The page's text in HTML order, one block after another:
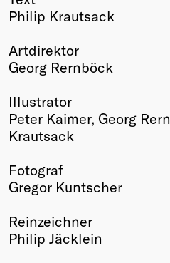
Philip Krautsack
Artdirektor
Georg Rernböck
Illustrator
Peter Kaimer, Georg
Krautsack
Fotograf
Gregor Kuntscher
Reinzeichner
Philip Jäcklein